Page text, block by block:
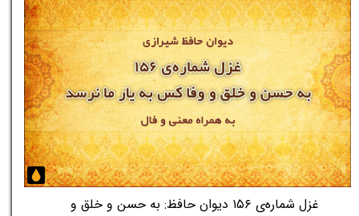
غزل شماره‌ی ۱۵۶ دیوان حافظ: به حسن و خلق و